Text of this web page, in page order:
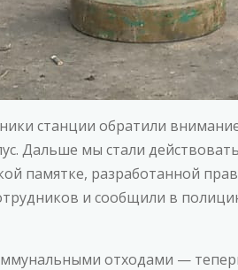
станции обратили
Дальше мы стали
памятке, разработанной
и сообщили в
отходами —